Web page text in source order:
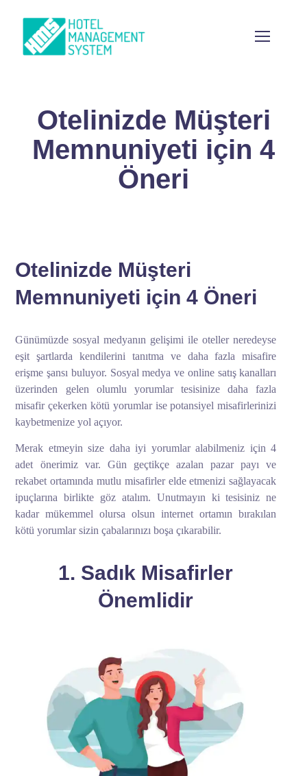
Otelinizde Müşteri
Memnuniyeti için 4
Öneri
Otelinizde Müşteri
Memnuniyeti için 4 Öneri
Günümüzde sosyal medyanın gelişimi ile oteller neredeyse
eşit şartlarda kendilerini tanıtma ve daha fazla misafire
erişme şansı buluyor. Sosyal medya ve online satış kanalları
üzerinden gelen olumlu yorumlar tesisinize daha fazla
misafir çekerken kötü yorumlar ise potansiyel misafirlerinizi
kaybetmenize yol açıyor.
Merak etmeyin size daha iyi yorumlar alabilmeniz için 4
adet önerimiz var. Gün geçtikçe azalan pazar payı ve
rekabet ortamında mutlu misafirler elde etmenizi sağlayacak
ipuçlarına birlikte göz atalım. Unutmayın ki tesisiniz ne
kadar mükemmel olursa olsun internet ortamın bırakılan
kötü yorumlar sizin çabalarınızı boşa çıkarabilir.
1. Sadık Misafirler
Önemlidir